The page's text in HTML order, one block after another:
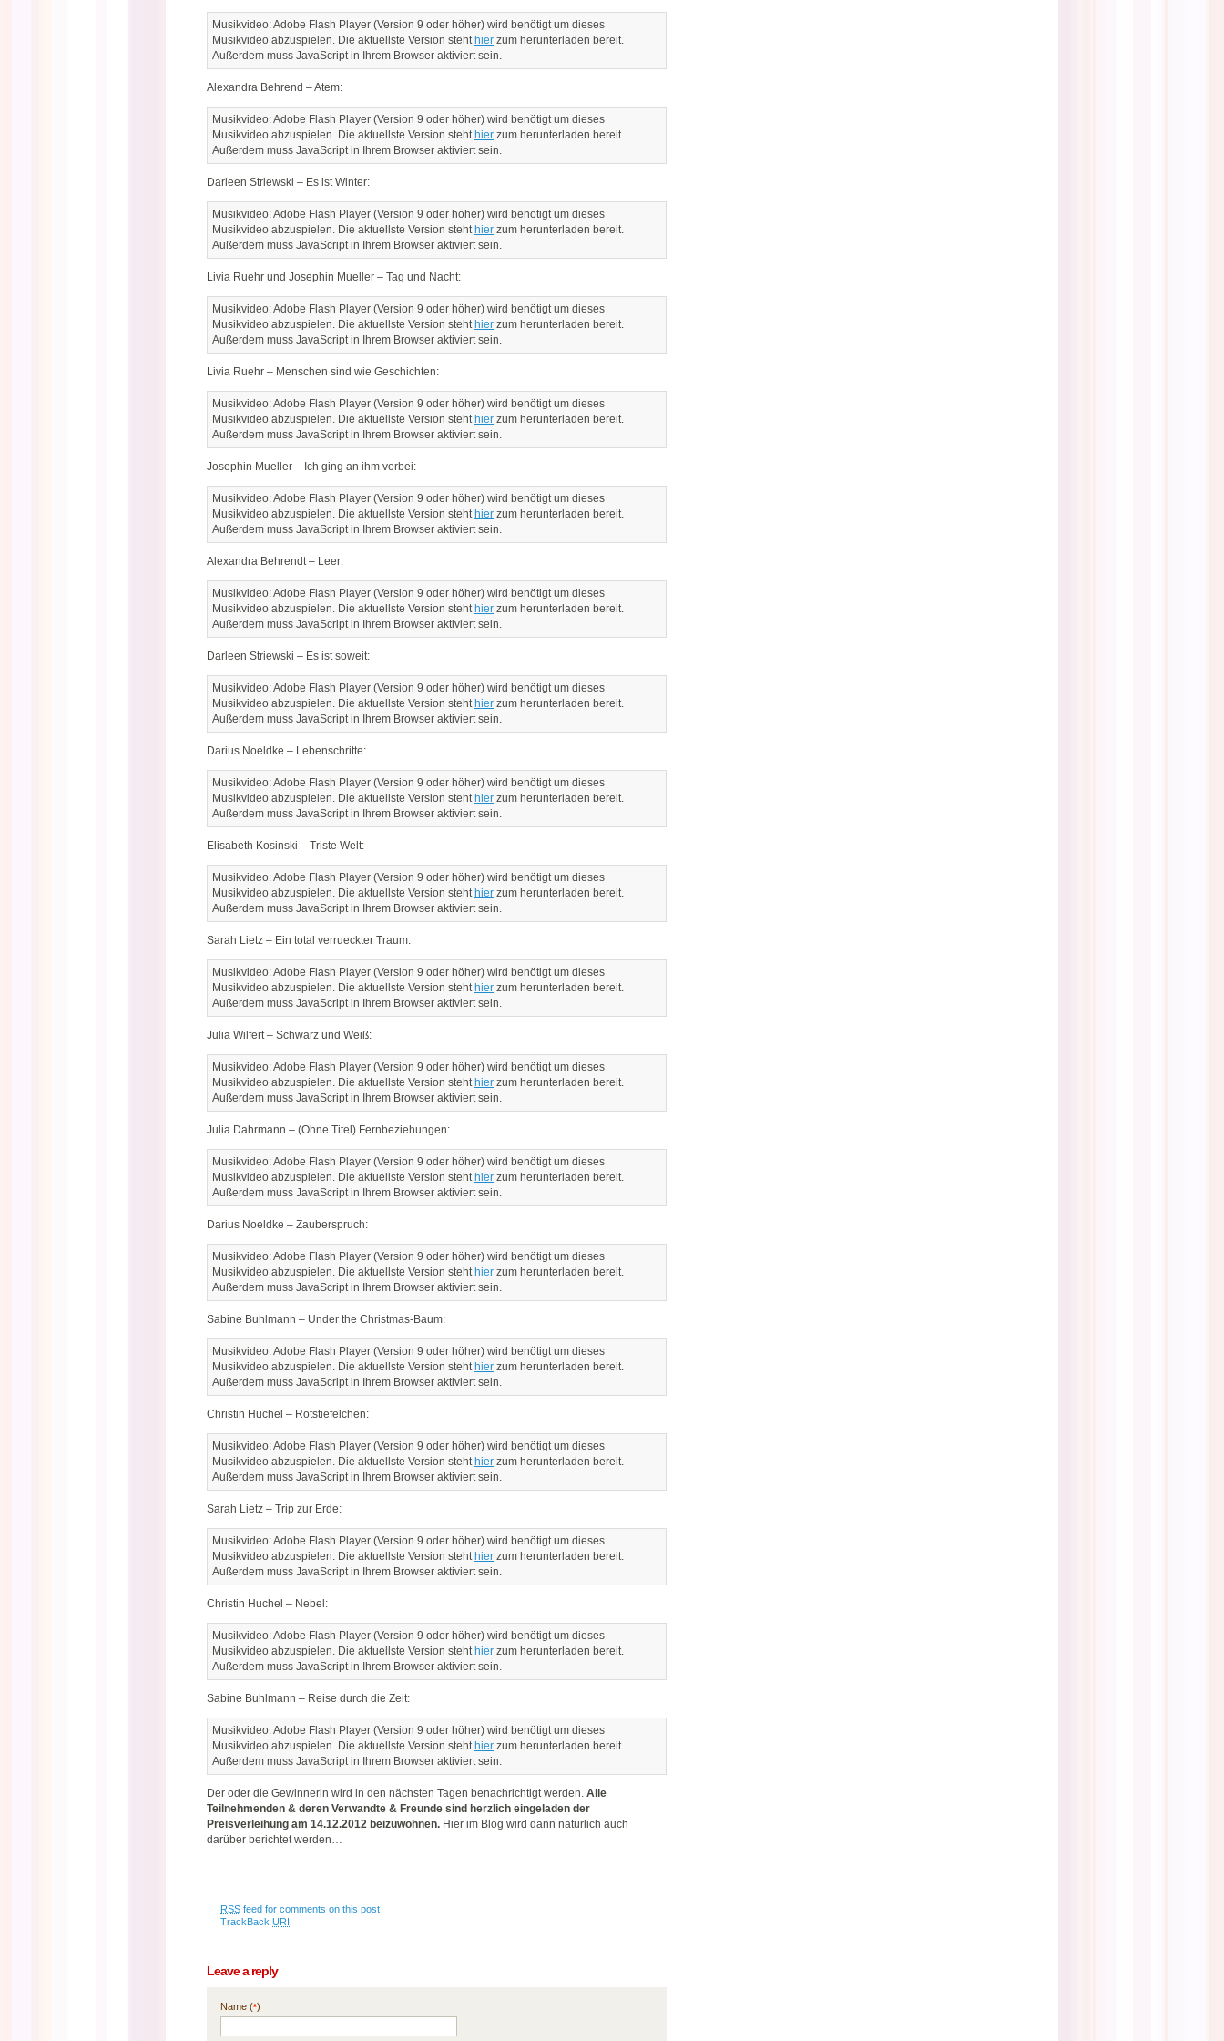
Musikvideo: Adobe Flash Player (Version 9 oder höher) wird benötigt um dieses
Musikvideo abzuspielen. Die aktuellste Version steht hier zum herunterladen bereit.
Außerdem muss JavaScript in Ihrem Browser aktiviert sein.
Alexandra Behrend – Atem:
Musikvideo: Adobe Flash Player (Version 9 oder höher) wird benötigt um dieses
Musikvideo abzuspielen. Die aktuellste Version steht hier zum herunterladen bereit.
Außerdem muss JavaScript in Ihrem Browser aktiviert sein.
Darleen Striewski – Es ist Winter:
Musikvideo: Adobe Flash Player (Version 9 oder höher) wird benötigt um dieses
Musikvideo abzuspielen. Die aktuellste Version steht hier zum herunterladen bereit.
Außerdem muss JavaScript in Ihrem Browser aktiviert sein.
Livia Ruehr und Josephin Mueller – Tag und Nacht:
Musikvideo: Adobe Flash Player (Version 9 oder höher) wird benötigt um dieses
Musikvideo abzuspielen. Die aktuellste Version steht hier zum herunterladen bereit.
Außerdem muss JavaScript in Ihrem Browser aktiviert sein.
Livia Ruehr – Menschen sind wie Geschichten:
Musikvideo: Adobe Flash Player (Version 9 oder höher) wird benötigt um dieses
Musikvideo abzuspielen. Die aktuellste Version steht hier zum herunterladen bereit.
Außerdem muss JavaScript in Ihrem Browser aktiviert sein.
Josephin Mueller – Ich ging an ihm vorbei:
Musikvideo: Adobe Flash Player (Version 9 oder höher) wird benötigt um dieses
Musikvideo abzuspielen. Die aktuellste Version steht hier zum herunterladen bereit.
Außerdem muss JavaScript in Ihrem Browser aktiviert sein.
Alexandra Behrendt – Leer:
Musikvideo: Adobe Flash Player (Version 9 oder höher) wird benötigt um dieses
Musikvideo abzuspielen. Die aktuellste Version steht hier zum herunterladen bereit.
Außerdem muss JavaScript in Ihrem Browser aktiviert sein.
Darleen Striewski – Es ist soweit:
Musikvideo: Adobe Flash Player (Version 9 oder höher) wird benötigt um dieses
Musikvideo abzuspielen. Die aktuellste Version steht hier zum herunterladen bereit.
Außerdem muss JavaScript in Ihrem Browser aktiviert sein.
Darius Noeldke – Lebenschritte:
Musikvideo: Adobe Flash Player (Version 9 oder höher) wird benötigt um dieses
Musikvideo abzuspielen. Die aktuellste Version steht hier zum herunterladen bereit.
Außerdem muss JavaScript in Ihrem Browser aktiviert sein.
Elisabeth Kosinski – Triste Welt:
Musikvideo: Adobe Flash Player (Version 9 oder höher) wird benötigt um dieses
Musikvideo abzuspielen. Die aktuellste Version steht hier zum herunterladen bereit.
Außerdem muss JavaScript in Ihrem Browser aktiviert sein.
Sarah Lietz – Ein total verrueckter Traum:
Musikvideo: Adobe Flash Player (Version 9 oder höher) wird benötigt um dieses
Musikvideo abzuspielen. Die aktuellste Version steht hier zum herunterladen bereit.
Außerdem muss JavaScript in Ihrem Browser aktiviert sein.
Julia Wilfert – Schwarz und Weiß:
Musikvideo: Adobe Flash Player (Version 9 oder höher) wird benötigt um dieses
Musikvideo abzuspielen. Die aktuellste Version steht hier zum herunterladen bereit.
Außerdem muss JavaScript in Ihrem Browser aktiviert sein.
Julia Dahrmann – (Ohne Titel) Fernbeziehungen:
Musikvideo: Adobe Flash Player (Version 9 oder höher) wird benötigt um dieses
Musikvideo abzuspielen. Die aktuellste Version steht hier zum herunterladen bereit.
Außerdem muss JavaScript in Ihrem Browser aktiviert sein.
Darius Noeldke – Zauberspruch:
Musikvideo: Adobe Flash Player (Version 9 oder höher) wird benötigt um dieses
Musikvideo abzuspielen. Die aktuellste Version steht hier zum herunterladen bereit.
Außerdem muss JavaScript in Ihrem Browser aktiviert sein.
Sabine Buhlmann – Under the Christmas-Baum:
Musikvideo: Adobe Flash Player (Version 9 oder höher) wird benötigt um dieses
Musikvideo abzuspielen. Die aktuellste Version steht hier zum herunterladen bereit.
Außerdem muss JavaScript in Ihrem Browser aktiviert sein.
Christin Huchel – Rotstiefelchen:
Musikvideo: Adobe Flash Player (Version 9 oder höher) wird benötigt um dieses
Musikvideo abzuspielen. Die aktuellste Version steht hier zum herunterladen bereit.
Außerdem muss JavaScript in Ihrem Browser aktiviert sein.
Sarah Lietz – Trip zur Erde:
Musikvideo: Adobe Flash Player (Version 9 oder höher) wird benötigt um dieses
Musikvideo abzuspielen. Die aktuellste Version steht hier zum herunterladen bereit.
Außerdem muss JavaScript in Ihrem Browser aktiviert sein.
Christin Huchel – Nebel:
Musikvideo: Adobe Flash Player (Version 9 oder höher) wird benötigt um dieses
Musikvideo abzuspielen. Die aktuellste Version steht hier zum herunterladen bereit.
Außerdem muss JavaScript in Ihrem Browser aktiviert sein.
Sabine Buhlmann – Reise durch die Zeit:
Musikvideo: Adobe Flash Player (Version 9 oder höher) wird benötigt um dieses
Musikvideo abzuspielen. Die aktuellste Version steht hier zum herunterladen bereit.
Außerdem muss JavaScript in Ihrem Browser aktiviert sein.
Der oder die Gewinnerin wird in den nächsten Tagen benachrichtigt werden. Alle
Teilnehmenden & deren Verwandte & Freunde sind herzlich eingeladen der
Preisverleihung am 14.12.2012 beizuwohnen. Hier im Blog wird dann natürlich auch
darüber berichtet werden…
RSS feed for comments on this post
TrackBack URI
Leave a reply
Name (*)